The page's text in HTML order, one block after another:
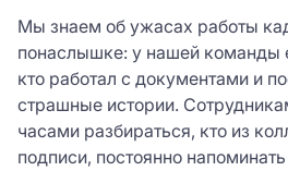
Мы знаем об ужасах работы
понаслышке: у нашей команды
кто работал с документами и
страшные истории.
часами разбираться, кто из
подписи, постоянно